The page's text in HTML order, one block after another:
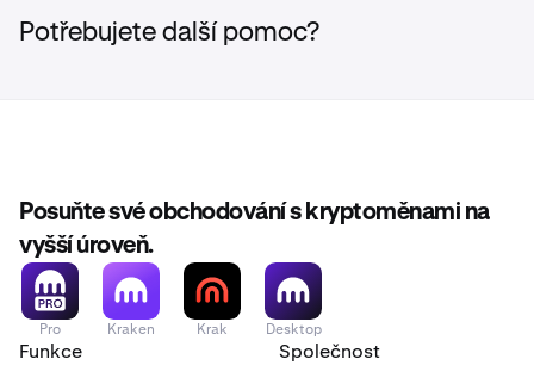
Potřebujete další pomoc?
Posuňte své obchodování s kryptoměnami na
vyšší úroveň.
Pro Kraken Krak Desktop
Funkce Společnost